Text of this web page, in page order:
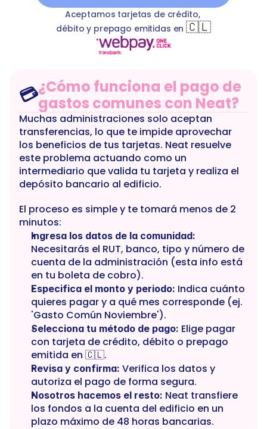
parque-menesesTcommonExpensesParque
Aceptamos tarjetas de crédito,
débito y prepago emitidas en 🇨🇱
💳¿Cómo funciona el pago de
gastos comunes con Neat?
Muchas administraciones solo aceptan
transferencias, lo que te impide aprovechar
los beneficios de tus tarjetas. Neat resuelve
este problema actuando como un
intermediario que valida tu tarjeta y realiza el
depósito bancario al edificio.
El proceso es simple y te tomará menos de 2
minutos:
Ingresa los datos de la comunidad:
Necesitarás el RUT, banco, tipo y número de
cuenta de la administración (esta info está
en tu boleta de cobro).
Especifica el monto y periodo: Indica cuánto
quieres pagar y a qué mes corresponde (ej.
'Gasto Común Noviembre').
Selecciona tu método de pago: Elige pagar
con tarjeta de crédito, débito o prepago
emitida en 🇨🇱.
Revisa y confirma: Verifica los datos y
autoriza el pago de forma segura.
Nosotros hacemos el resto: Neat transfiere
los fondos a la cuenta del edificio en un
plazo máximo de 48 horas bancarias.